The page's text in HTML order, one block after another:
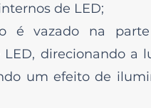
de LED;
é vazado na
direcionando a
um efeito de